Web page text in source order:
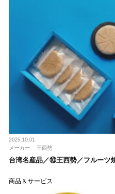
2025.10.01
メーカー
王⻄勢
台湾名産品／⑩王⻄勢／フルーツ
商品＆サービス